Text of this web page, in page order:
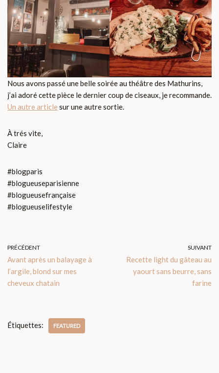
Nous avons passé une belle soirée au théâtre des Mathurins,
j’ai adoré cette pièce le dernier coup de ciseaux, je recommande.
Un autre article sur une autre sortie.
À trés vite,
Claire
#blogparis
#blogueuseparisienne
#blogueusefrançaise
#blogueuselifestyle
PRÉCÉDENT
Avant après un balayage à
l’argile, blond sur mes
cheveux chatain
SUIVANT
Recette light du gâteau au
yaourt sans beurre, sans
farine
Étiquettes: FEATURED